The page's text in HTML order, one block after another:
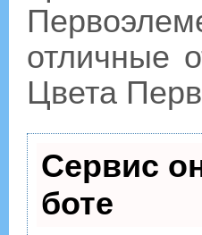
отличные
Цвета
Сервис
боте